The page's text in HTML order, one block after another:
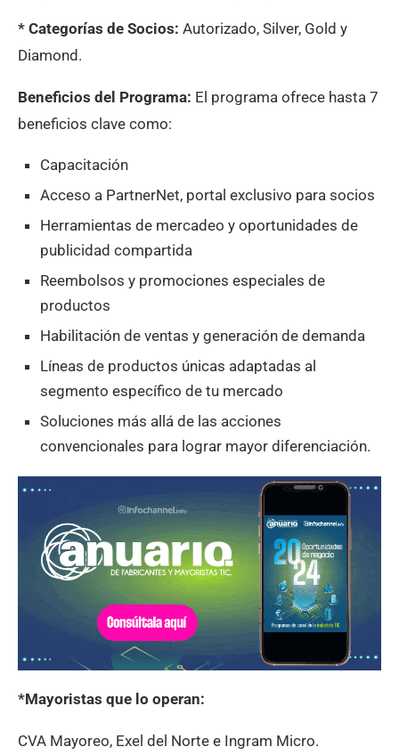
* Categorías de Socios: Autorizado, Silver, Gold y
Diamond.
Beneficios del Programa: El programa ofrece hasta 7
beneficios clave como:
Capacitación
Acceso a PartnerNet, portal exclusivo para socios
Herramientas de mercadeo y oportunidades de
publicidad compartida
Reembolsos y promociones especiales de
productos
Habilitación de ventas y generación de demanda
Líneas de productos únicas adaptadas al
segmento específico de tu mercado
Soluciones más allá de las acciones
convencionales para lograr mayor diferenciación.
*Mayoristas que lo operan:
CVA Mayoreo, Exel del Norte e Ingram Micro.